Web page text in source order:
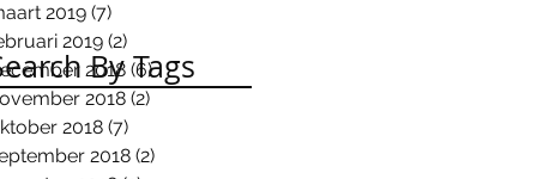
By Tags
2019 (7)
2019 (2)
2018 (6)6 posts
2018 (2)
2018 (7)
2018 (2)